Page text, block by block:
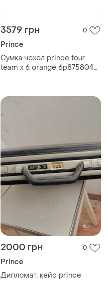
3579 грн 0
Prince
Сумка чохол prince tour
team x 6 orange 6p875804st
2000 грн 0
Prince
Дипломат, кейс prince